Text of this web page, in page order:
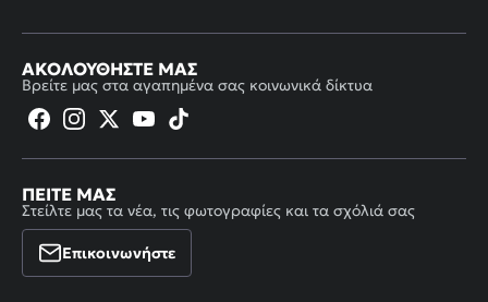
ΑΚΟΛΟΥΘΉΣΤΕ ΜΑΣ
Βρείτε μας στα αγαπημένα σας κοινωνικά δίκτυα
ΠΕΊΤΕ ΜΑΣ
Στείλτε μας τα νέα, τις φωτογραφίες και τα σχόλιά σας
Επικοινωνήστε